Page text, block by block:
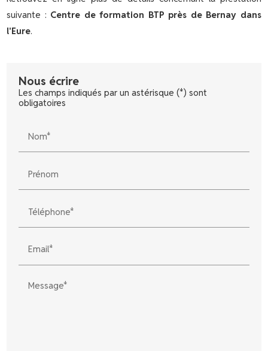
suivante : Centre de formation BTP près de Bernay dans
l'Eure.
Nous écrire
Les champs indiqués par un astérisque (*) sont
obligatoires
Nom*
Prénom
Téléphone*
Email*
Message*